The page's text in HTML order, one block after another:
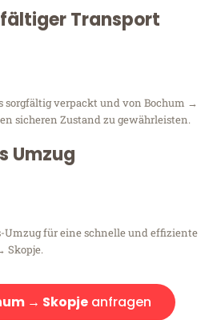
Transport
sorgfältig verpackt und von Bochum →
sicheren Zustand zu gewährleisten.
Umzug
Umzug für eine schnelle und effiziente
Skopje.
→ Skopjeanfragen